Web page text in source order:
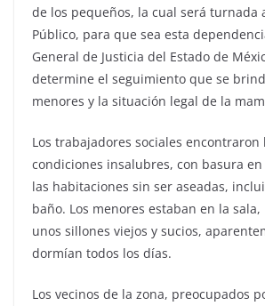
de los pequeños, la cual será turnada
Público, para que sea esta
General de Justicia del Estado de
determine el seguimiento que se
menores y la situación legal de la
Los trabajadores sociales encontraron
condiciones insalubres, con basura
las habitaciones sin ser aseadas,
baño. Los menores estaban en la
unos sillones viejos y sucios,
dormían todos los días.
Los vecinos de la zona, preocupados